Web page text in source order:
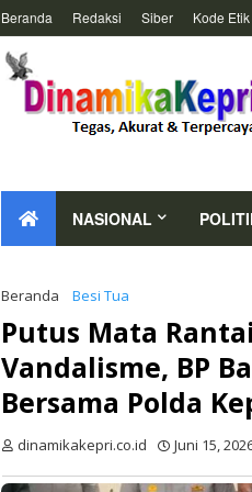
Beranda Redaksi Siber Kode Etik
NASIONAL
Beranda Besi Tua
Putus Mata
Vandalisme, BP
Bersama Polda
dinamikakepri.co.id Juni 15,